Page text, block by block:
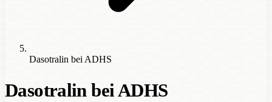
Dasotralin bei ADHS
Dasotralin bei ADHS